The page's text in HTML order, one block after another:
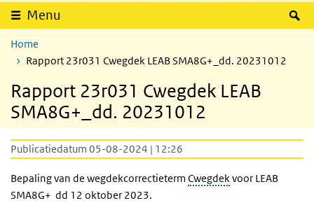
Menu
Home
Rapport 23r031 Cwegdek LEAB SMA8G+_dd. 20231012
Rapport 23r031 Cwegdek LEAB
SMA8G+_dd. 20231012
Publicatiedatum 05-08-2024 | 12:26
Bepaling van de wegdekcorrectieterm Cwegdekvoor LEAB
SMA8G+ dd 12 oktober 2023.